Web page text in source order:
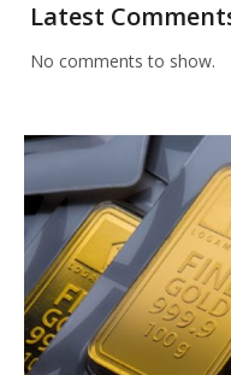
Latest
No comments to show.